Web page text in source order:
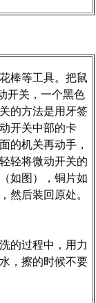
棒等工具。把鼠
开关，一个黑色
的方法是用牙签
开关中部的卡
的机关再动手，
轻将微动开关的
如图），铜片如
然后装回原处。
的过程中，用力
，擦的时候不要